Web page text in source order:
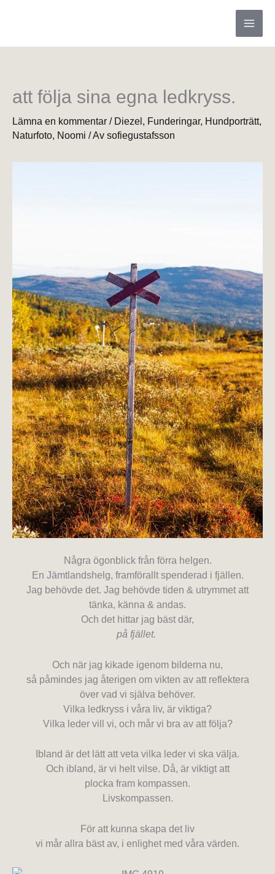
att följa sina egna ledkryss.
Lämna en kommentar / Diezel , Funderingar, Hundporträtt,
Naturfoto, Noomi / Av sofiegustafsson
Några ögonblick från förra helgen.
En Jämtlandshelg, framförallt spenderad i fjällen.
Jag behövde det. Jag behövde tiden & utrymmet att
tänka, känna & andas.
Och det hittar jag bäst där,
på fjället.
Och när jag kikade igenom bilderna nu,
så påmindes jag återigen om vikten av att reflektera
över vad vi själva behöver.
Vilka ledkryss i våra liv, är viktiga?
Vilka leder vill vi, och mår vi bra av att följa?
Ibland är det lätt att veta vilka leder vi ska välja.
Och ibland, är vi helt vilse. Då, är viktigt att
plocka fram kompassen.
Livskompassen.
För att kunna skapa det liv
vi mår allra bäst av, i enlighet med våra värden.